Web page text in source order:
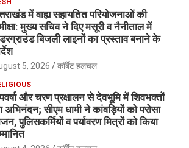
में वाह्य सहायतित परियोजनाओं की
मुख्य सचिव ने दिए मसूरी व नैनीताल में
बिजली लाइनों का प्रस्ताव बनाने के
5, 2026 कॉर्बेट हलचल
और चरण प्रक्षालन से देवभूमि में शिवभक्तों
अभिनंदन; सीएम धामी ने कांवड़ियों को परोसा
पुलिसकर्मियों व पर्यावरण मित्रों को किया